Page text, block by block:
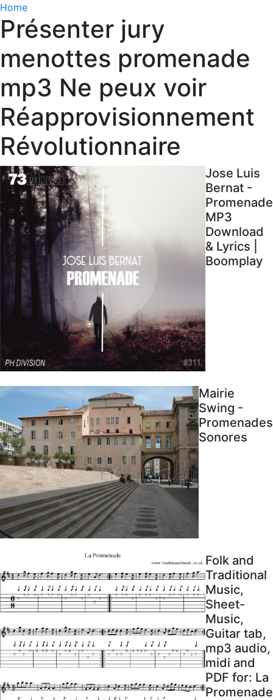
Home
Présenter jury
menottes promenade
mp3 Ne peux voir
Réapprovisionnement
Révolutionnaire
Jose Luis
Bernat -
Promenade
MP3
Download
& Lyrics |
Boomplay
Mairie
Swing -
Promenades
Sonores
Folk and
Traditional
Music,
Sheet-
Music,
Guitar tab,
mp3 audio,
midi and
PDF for: La
Promenade